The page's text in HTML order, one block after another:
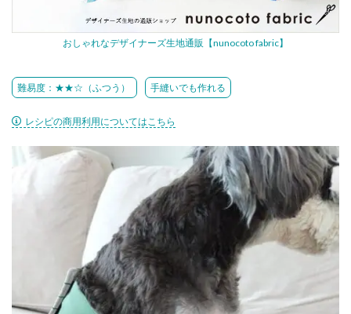
おしゃれなデザイナーズ生地通販【nunocoto fabric】
難易度：★★☆（ふつう） 手縫いでも作れる
レシピの商用利用についてはこちら